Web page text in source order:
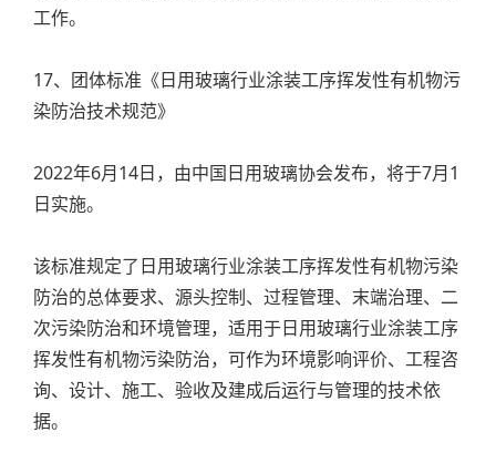
工作。
17、团体标准《日用玻璃行业涂装工序挥发性有机物污
染防治技术规范》
2022年6月14日，由中国日用玻璃协会发布，将于7月1
日实施。
该标准规定了日用玻璃行业涂装工序挥发性有机物污染
防治的总体要求、源头控制、过程管理、末端治理、二
次污染防治和环境管理，适用于日用玻璃行业涂装工序
挥发性有机物污染防治，可作为环境影响评价、工程咨
询、设计、施工、验收及建成后运行与管理的技术依
据。